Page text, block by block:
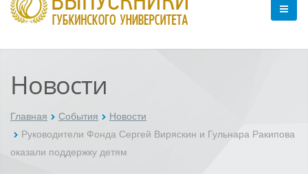
Новости
Главная События
Новости
Руководители Фонда Сергей Виряскин и Гульнара Ракипова
оказали поддержку детям